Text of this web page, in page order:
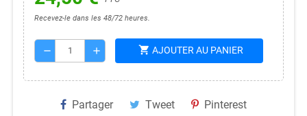
Recevez-le dans les 48/72 heures.
remove add shopping_cart AJOUTER AU PANIER
Partager Tweet Pinterest